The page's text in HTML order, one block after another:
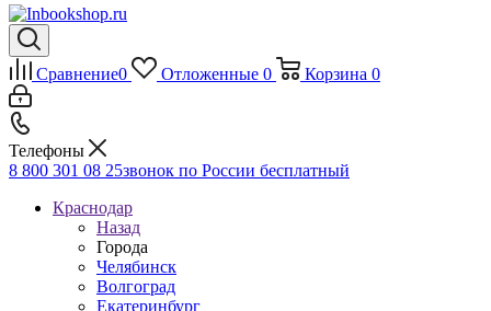
Сравнение0 Отложенные 0 Корзина 0
Телефоны
8 800 301 08 25звонок по России бесплатный
Краснодар
Назад
Города
Челябинск
Волгоград
Екатеринбург